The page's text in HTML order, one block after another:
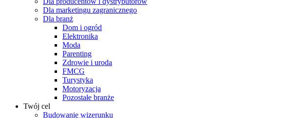
Dla marketingu zagranicznego
Dla branż
Dom i ogród
Elektronika
Moda
Parenting
Zdrowie i uroda
FMCG
Turystyka
Motoryzacja
Pozostałe branże
Twój cel
Budowanie wizerunku